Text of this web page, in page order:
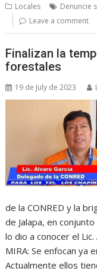
Locales Denuncie
Leave a comment
Finalizan la
forestales
19 de July de 2023
de la CONRED y la
de Jalapa, en
lo dio a conocer el
MIRA: Se enfocan ya
Actualmente ellos